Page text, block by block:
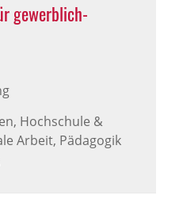
gewerblich-
Hochschule &
Arbeit, Pädagogik